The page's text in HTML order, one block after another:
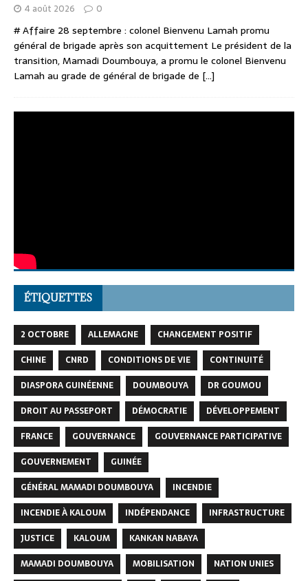
4 août 2026 0
# Affaire 28 septembre : colonel Bienvenu Lamah promu
général de brigade après son acquittement Le président de la
transition, Mamadi Doumbouya, a promu le colonel Bienvenu
Lamah au grade de général de brigade de [...]
ÉTIQUETTES
2 OCTOBRE ALLEMAGNE
CHANGEMENT POSITIF
CHINE
CNRD CONDITIONS DE VIE
CONTINUITÉ
DIASPORA GUINÉENNE
DOUMBOUYA
DR GOUMOU
DROIT AU PASSEPORT
DÉMOCRATIE
DÉVELOPPEMENT
FRANCE
GOUVERNANCE
GOUVERNANCE PARTICIPATIVE
GOUVERNEMENT
GUINÉE
GÉNÉRAL MAMADI DOUMBOUYA
INCENDIE
INCENDIE À KALOUM
INDÉPENDANCE
INFRASTRUCTURE
JUSTICE
KALOUM
KANKAN NABAYA
MAMADI DOUMBOUYA
MOBILISATION
NATION UNIES